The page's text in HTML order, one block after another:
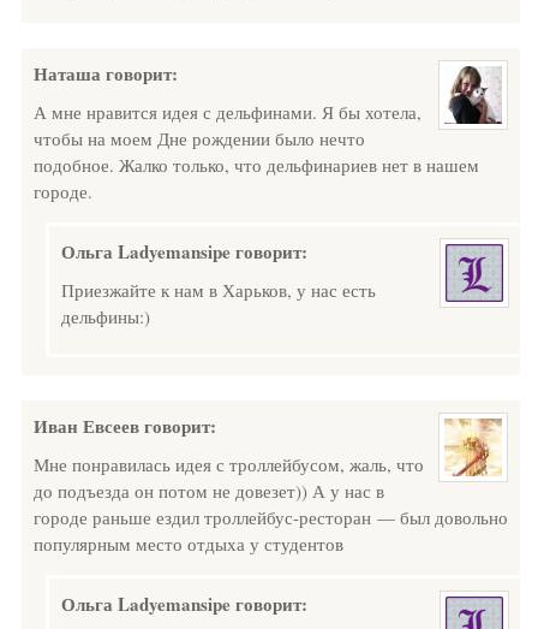
Наташа говорит:
А мне нравится идея с дельфинами. Я бы хотела,
чтобы на моем Дне рождении было нечто
подобное. Жалко только, что дельфинариев нет в нашем
городе.
Ольга Ladyemansipe говорит:
Приезжайте к нам в Харьков, у нас есть
дельфины:)
Иван Евсеевговорит:
Мне понравилась идея с троллейбусом, жаль, что
до подъезда он потом не довезет)) А у нас в
городе раньше ездил троллейбус-ресторан — был довольно
популярным место отдыха у студентов
Ольга Ladyemansipe говорит: